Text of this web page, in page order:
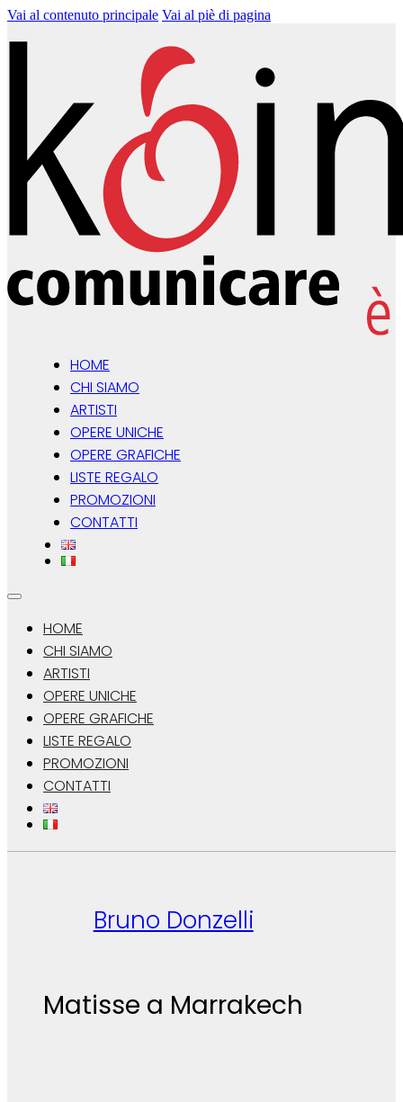
Vai al contenuto principale Vai al piè di pagina
HOME
CHI SIAMO
ARTISTI
OPERE UNICHE
OPERE GRAFICHE
LISTE REGALO
PROMOZIONI
CONTATTI
HOME
CHI SIAMO
ARTISTI
OPERE UNICHE
OPERE GRAFICHE
LISTE REGALO
PROMOZIONI
CONTATTI
Bruno Donzelli
Matisse a Marrakech